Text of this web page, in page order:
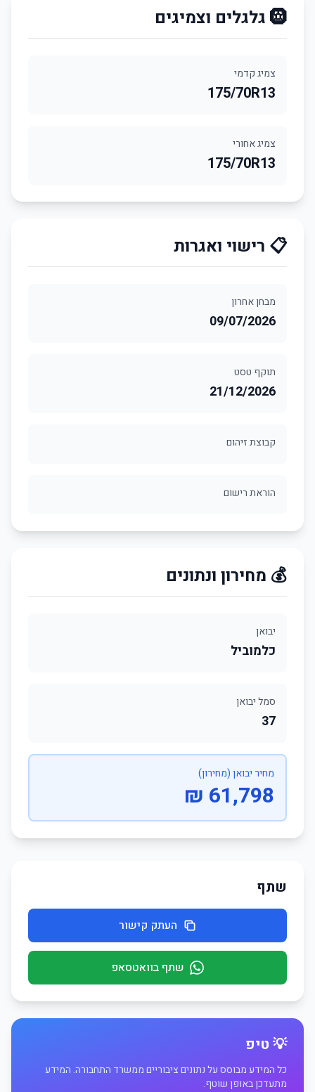
🛞 גלגלים וצמיגים
צמיג קדמי
175/70R13
צמיג אחורי
175/70R13
📋 רישוי ואגרות
מבחן אחרון
09/07/2026
תוקף טסט
21/12/2026
קבוצת זיהום
הוראת רישום
💰 מחירון ונתונים
יבואן
כלמוביל
סמל יבואן
37
מחיר יבואן (מחירון)
61,798 ₪
שתף
העתק קישור
שתף בוואטסאפ
💡 טיפ
כל המידע מבוסס על נתונים ציבוריים ממשרד התחבורה. המידע
מתעדכן באופן שוטף.